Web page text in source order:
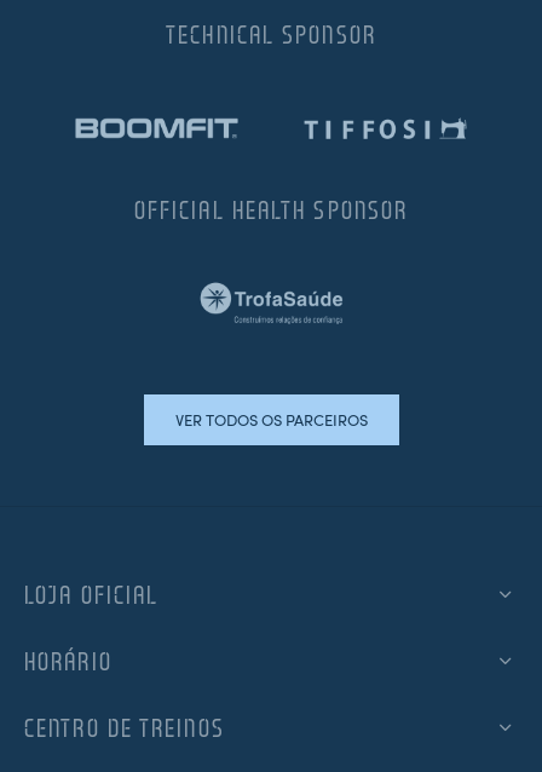
TECHNICAL SPONSOR
OFFICIAL HEALTH SPONSOR
VER TODOS OS PARCEIROS
LOJA OFICIAL
HORÁRIO
CENTRO DE TREINOS